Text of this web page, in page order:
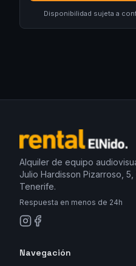
Disponibilidad sujeta a
Alquiler de equipo
Julio Hardisson Pizarroso,
Tenerife.
Respuesta en menos de 24h
Navegación